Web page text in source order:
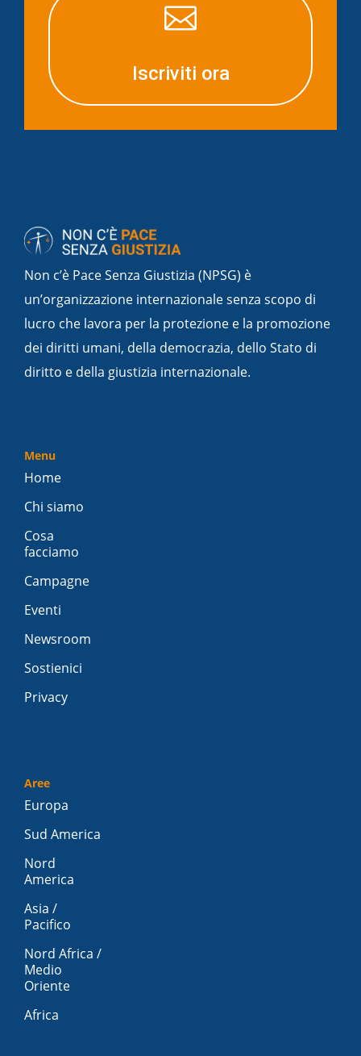

Iscriviti ora
Non c’è Pace Senza Giustizia (NPSG) è
un’organizzazione internazionale senza scopo di
lucro che lavora per la protezione e la promozione
dei diritti umani, della democrazia, dello Stato di
diritto e della giustizia internazionale.
Menu
Home
Chi siamo
Cosa
facciamo
Campagne
Eventi
Newsroom
Sostienici
Privacy
Aree
Europa
Sud America
Nord
America
Asia /
Pacifico
Nord Africa /
Medio
Oriente
Africa